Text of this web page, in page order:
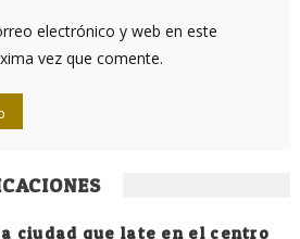
electrónico y web en este
vez que comente.
ciudad que late en el centro